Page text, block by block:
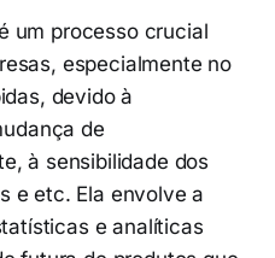
um processo crucial
especialmente no
devido à
de
à sensibilidade dos
e etc. Ela envolve a
e analíticas